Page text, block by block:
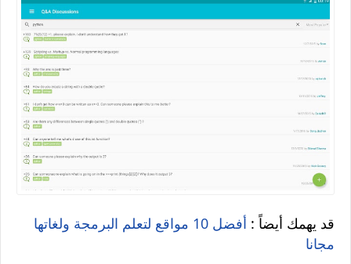
قد يهمك أيضاً :
أفضل 10 مواقع لتعلم البرمجة ولغاتها
مجانا